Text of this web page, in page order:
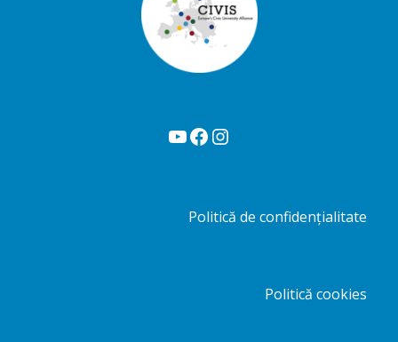
YouTube Facebook Instagram
Politică de confidențialitate
Politică cookies